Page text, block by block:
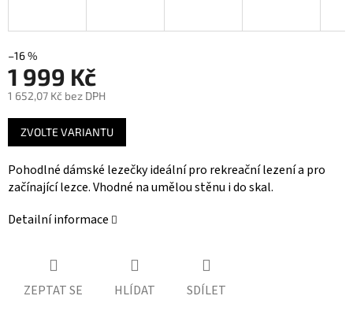
–16 %
1 999 Kč
1 652,07 Kč bez DPH
Měrná
cena:
ZVOLTE VARIANTU
Pohodlné dámské lezečky ideální pro rekreační lezení a pro
začínající lezce. Vhodné na umělou stěnu i do skal.
Detailní informace
ZEPTAT SE HLÍDAT SDÍLET